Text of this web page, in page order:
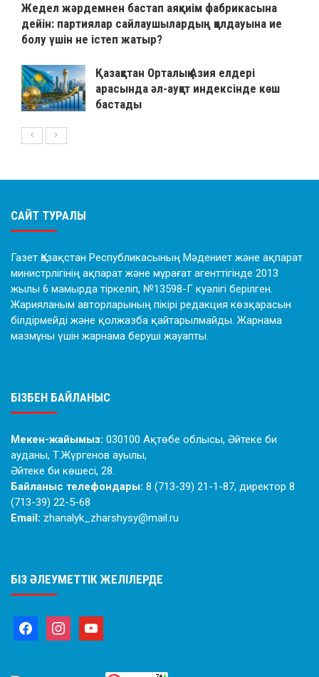
Жедел жәрдемнен бастап аяқкиім фабрикасына
дейін: партиялар сайлаушылардың қолдауына ие
болу үшін не істеп жатыр?
Қазақстан Орталық Азия елдері
арасында әл-ауқат индексінде көш
бастады
САЙТ ТУРАЛЫ
Газет Қазақстан Республикасының Мәдениет және ақпарат
министрлігінің ақпарат және мұрағат агенттігінде 2013
жылы 6 мамырда тіркеліп, №13598-Г куәлігі берілген.
Жарияланым авторларының пікірі редакция көзқарасын
білдірмейді және қолжазба қайтарылмайды. Жарнама
мазмұны үшін жарнама беруші жауапты.
БІЗБЕН БАЙЛАНЫС
Мекен-жайымыз: 030100 Ақтөбе облысы, Әйтеке би
ауданы, Т.Жүргенов ауылы,
Әйтеке би көшесі, 28.
Байланыс телефондары: 8 (713-39) 21-1-87, директор 8
(713-39) 22-5-68
Email: zhanalyk_zharshysy@mail.ru
БІЗ ӘЛЕУМЕТТІК ЖЕЛІЛЕРДЕ